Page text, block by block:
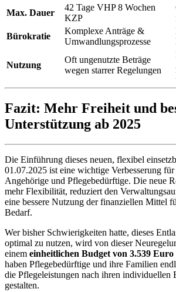
Max. Dauer
42 Tage VHP 8 Wochen
KZP
Bürokratie
Komplexe Anträge &
Umwandlungsprozesse
Nutzung
Oft ungenutzte Beträge
wegen starrer Regelungen
Fazit: Mehr Freiheit und
Unterstützung ab 2025
Die Einführung dieses neuen, flexibel
01.07.2025 ist eine wichtige Verbesserung
Angehörige und Pflegebedürftige. Die neue
mehr Flexibilität, reduziert den
eine bessere Nutzung der finanziellen Mittel
Bedarf.
Wer bisher Schwierigkeiten hatte, dieses
optimal zu nutzen, wird von dieser
einem einheitlichen Budget von 3.539 Euro
haben Pflegebedürftige und ihre Familien
die Pflegeleistungen nach ihren individuellen
gestalten.